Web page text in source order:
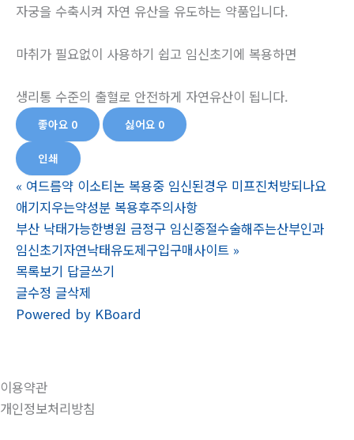
자궁을 수축시켜 자연 유산을 유도하는 약품입니다.
마취가 필요없이 사용하기 쉽고 임신초기에 복용하면
생리통 수준의 출혈로 안전하게 자연유산이 됩니다.
좋아요 0 싫어요 0
인쇄
« 여드름약 이소티논 복용중 임신된경우 미프진처방되나요
애기지우는약성분 복용후주의사항
부산 낙태가능한병원 금정구 임신중절수술해주는산부인과
임신초기자연낙태유도제구입구매사이트 »
목록보기 답글쓰기
글수정 글삭제
Powered by KBoard
이용약관
개인정보처리방침